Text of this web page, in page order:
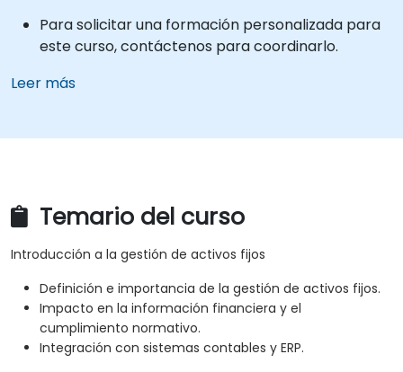
Para solicitar una formación personalizada para
este curso, contáctenos para coordinarlo.
Leer más
Temario del curso
Introducción a la gestión de activos fijos
Definición e importancia de la gestión de activos fijos.
Impacto en la información financiera y el
cumplimiento normativo.
Integración con sistemas contables y ERP.